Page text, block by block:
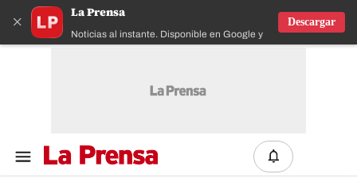
×
La Prensa
Noticias al instante. Disponible en Google y IOS
Descargar